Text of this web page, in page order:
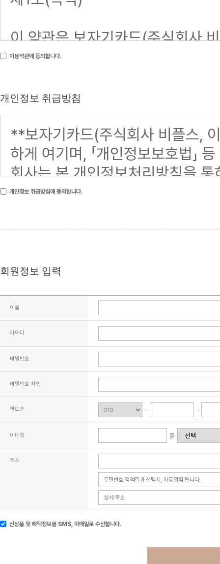
이용약관에 동의합니다.
개인정보 취급방침
개인정보 취급방침에 동의합니다.
회원정보 입력
이름
아이디
비밀번호
비밀번호 확인
핸드폰
이메일 @
주소
신상품 및 혜택정보를 SMS, 이메일로 수신합니다.